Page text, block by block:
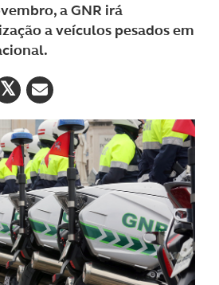
a GNR irá
a veículos pesados em